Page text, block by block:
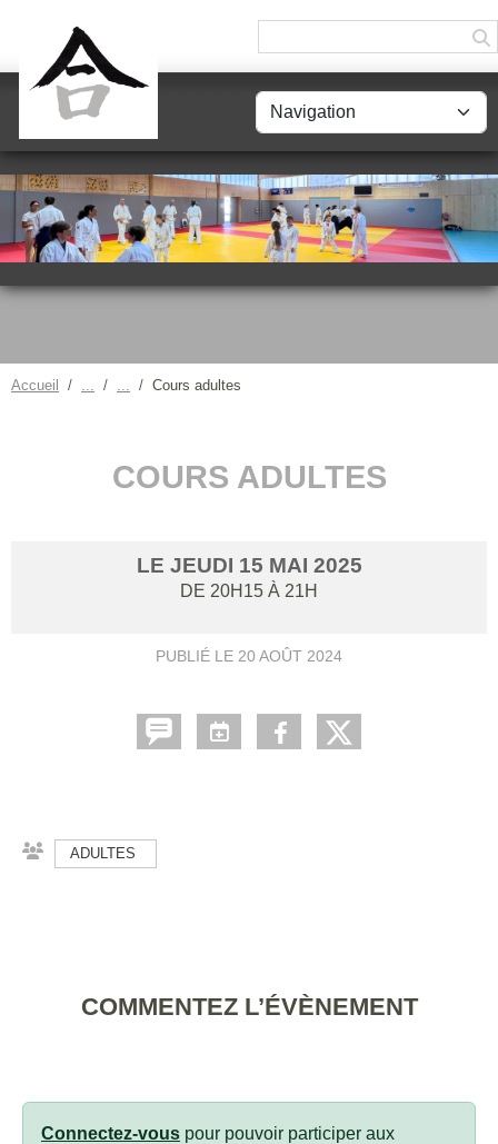
Accueil Cours adultes
COURS ADULTES
LE JEUDI 15 MAI 2025
DE 20H15 À 21H
PUBLIÉ LE 20 AOÛT 2024
ADULTES
COMMENTEZ L’ÉVÈNEMENT
Connectez-vous pour pouvoir participer aux